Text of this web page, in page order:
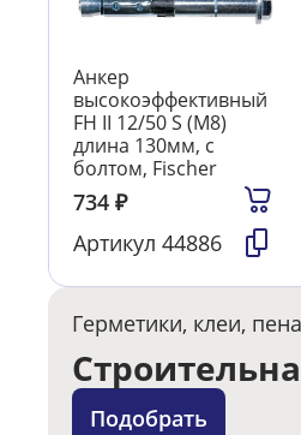
Анкер
высокоэффективный
FH II 12/50 S (М8)
длина 130мм, с
болтом, Fischer
734 ₽
Артикул 44886
Герметики, клеи,
Подобрать